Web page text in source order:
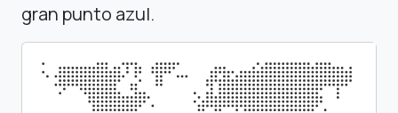
gran punto azul.